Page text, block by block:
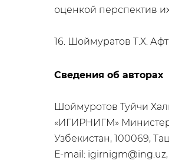
оценкой перспектив
16. Шоймуратов Т.Х.
Сведения об авторах
Шоймуротов Туйчи
«ИГИРНИГМ»
Узбекистан, 100069,
Е-mail: